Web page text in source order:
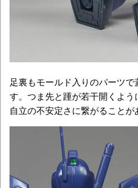
足裏もモールド入りのパーツ
す。つま先と踵が若干開くよ
自立の不安定さに繋がることが